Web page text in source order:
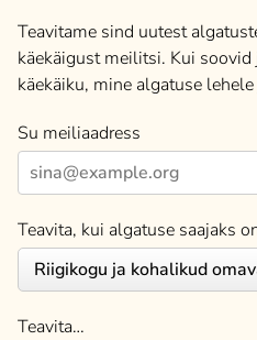
Teavitame sind uutest
käekäigust meilitsi. Kui
käekäiku, mine algatuse
Su meiliaadress
Teavita, kui algatuse saajaks
Teavita…